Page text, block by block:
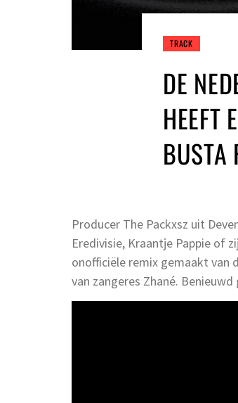
TRACK
DE
HEEFT
BUSTA
Producer The Packxsz uit
Eredivisie, Kraantje Pappie of
onofficiële remix gemaakt van
van zangeres Zhané.